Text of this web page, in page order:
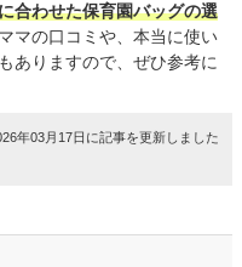
合わせた保育園バッグの選
マの口コミや、本当に使い
ありますので、ぜひ参考に
年03月17日に記事を更新しました